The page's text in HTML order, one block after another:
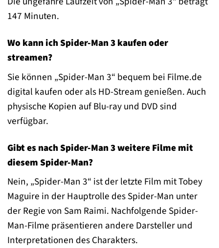
147 Minuten.
Wo kann ich Spider-Man 3 kaufen oder
streamen?
Sie können „Spider-Man 3“ bequem bei Filme.de
digital kaufen oder als HD-Stream genießen. Auch
physische Kopien auf Blu-ray und DVD sind
verfügbar.
Gibt es nach Spider-Man 3 weitere Filme mit
diesem Spider-Man?
Nein, „Spider-Man 3“ ist der letzte Film mit Tobey
Maguire in der Hauptrolle des Spider-Man unter
der Regie von Sam Raimi. Nachfolgende Spider-
Man-Filme präsentieren andere Darsteller und
Interpretationen des Charakters.